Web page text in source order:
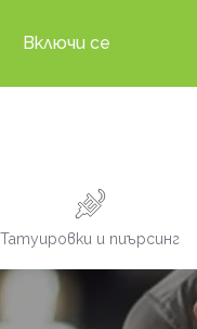
Включи се
Татуировки и пиърсинг